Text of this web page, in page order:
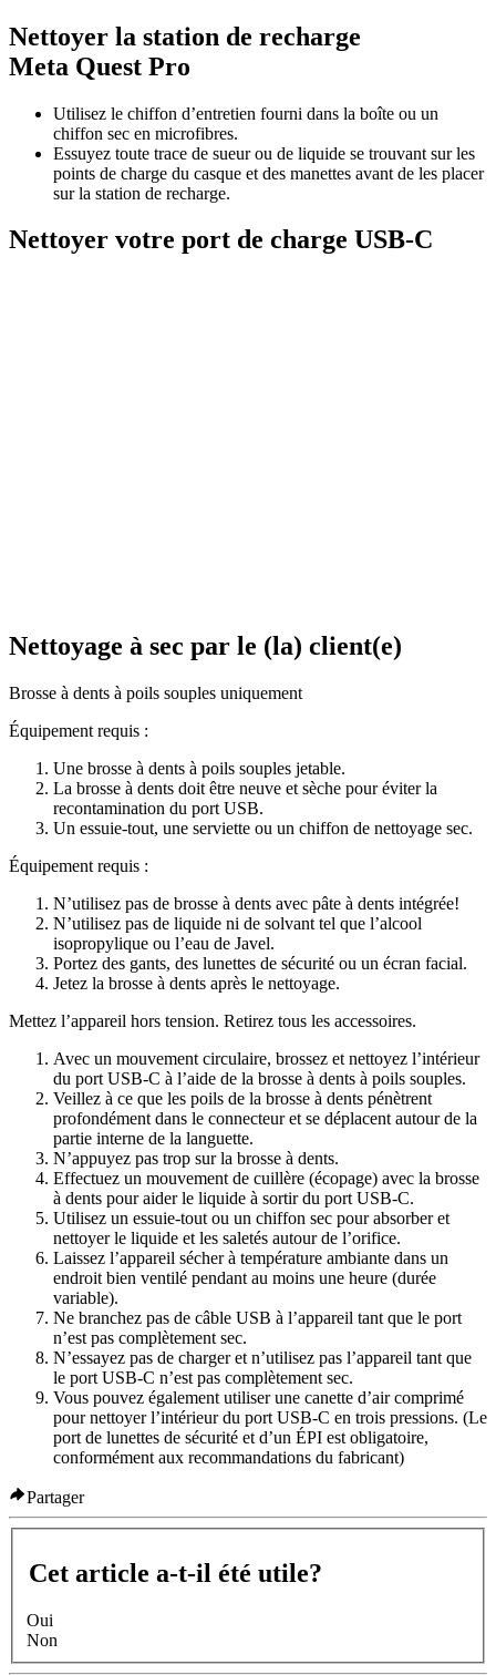
Nettoyer la station de recharge
Meta Quest Pro
Utilisez le chiffon d’entretien fourni dans la boîte ou un
chiffon sec en microfibres.
Essuyez toute trace de sueur ou de liquide se trouvant sur les
points de charge du casque et des manettes avant de les placer
sur la station de recharge.
Nettoyer votre port de charge USB-C
Nettoyage à sec par le (la) client(e)
Brosse à dents à poils souples uniquement
Équipement requis :
Une brosse à dents à poils souples jetable.
La brosse à dents doit être neuve et sèche pour éviter la
recontamination du port USB.
Un essuie-tout, une serviette ou un chiffon de nettoyage sec.
Équipement requis :
N’utilisez pas de brosse à dents avec pâte à dents intégrée!
N’utilisez pas de liquide ni de solvant tel que l’alcool
isopropylique ou l’eau de Javel.
Portez des gants, des lunettes de sécurité ou un écran facial.
Jetez la brosse à dents après le nettoyage.
Mettez l’appareil hors tension. Retirez tous les accessoires.
Avec un mouvement circulaire, brossez et nettoyez l’intérieur
du port USB-C à l’aide de la brosse à dents à poils souples.
Veillez à ce que les poils de la brosse à dents pénètrent
profondément dans le connecteur et se déplacent autour de la
partie interne de la languette.
N’appuyez pas trop sur la brosse à dents.
Effectuez un mouvement de cuillère (écopage) avec la brosse
à dents pour aider le liquide à sortir du port USB-C.
Utilisez un essuie-tout ou un chiffon sec pour absorber et
nettoyer le liquide et les saletés autour de l’orifice.
Laissez l’appareil sécher à température ambiante dans un
endroit bien ventilé pendant au moins une heure (durée
variable).
Ne branchez pas de câble USB à l’appareil tant que le port
n’est pas complètement sec.
N’essayez pas de charger et n’utilisez pas l’appareil tant que
le port USB-C n’est pas complètement sec.
Vous pouvez également utiliser une canette d’air comprimé
pour nettoyer l’intérieur du port USB-C en trois pressions. (Le
port de lunettes de sécurité et d’un ÉPI est obligatoire,
conformément aux recommandations du fabricant)
Partager
Cet article a-t-il été utile?
Oui
Non